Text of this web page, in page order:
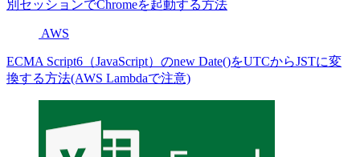
別セッションでChromeを起動する方法
AWS
ECMA Script6（JavaScript）のnew Date()をUTCからJSTに変
換する方法(AWS Lambdaで注意)